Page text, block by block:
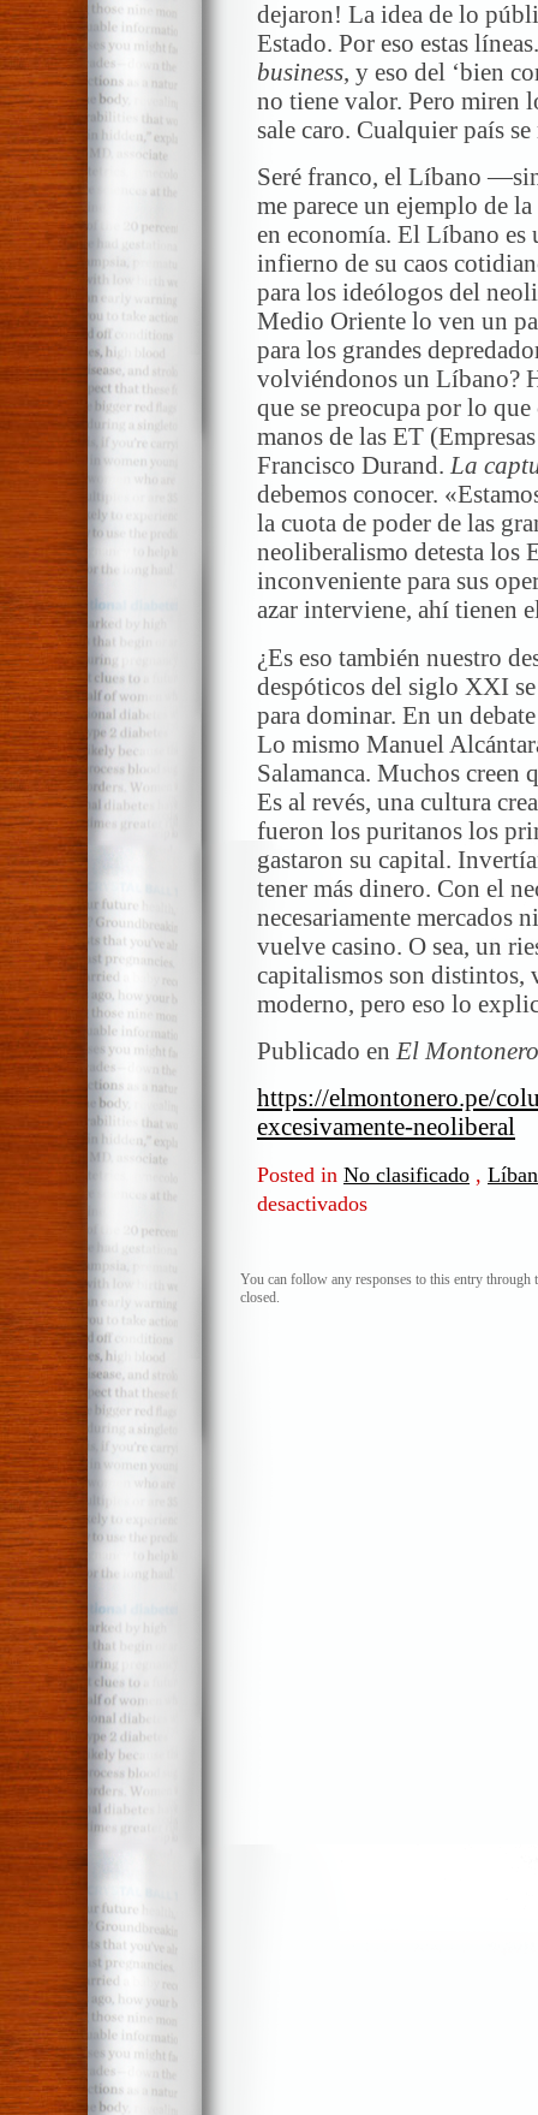
dejaron! La idea de lo
Estado. Por eso estas
business, y eso del ‘bien
no tiene valor. Pero miren
sale caro. Cualquier país
Seré franco, el Líbano
me parece un ejemplo de
en economía. El Líbano es
infierno de su caos
para los ideólogos del
Medio Oriente lo ven un
para los grandes
volviéndonos un Líbano?
que se preocupa por lo que
manos de las ET
Francisco Durand. La
debemos conocer.
la cuota de poder de las
neoliberalismo detesta los
inconveniente para sus
azar interviene, ahí tienen
¿Es eso también nuestro
despóticos del siglo XXI
para dominar. En un
Lo mismo Manuel
Salamanca. Muchos creen
Es al revés, una cultura
fueron los puritanos los
gastaron su capital.
tener más dinero. Con el
necesariamente mercados
vuelve casino. O sea, un
capitalismos son distintos,
moderno, pero eso lo
Publicado en El
https://elmontonero.pe/
excesivamente-neoliberal
Posted in No clasificado ,
desactivados
riesgo
You can follow any responses to this entry through
closed.